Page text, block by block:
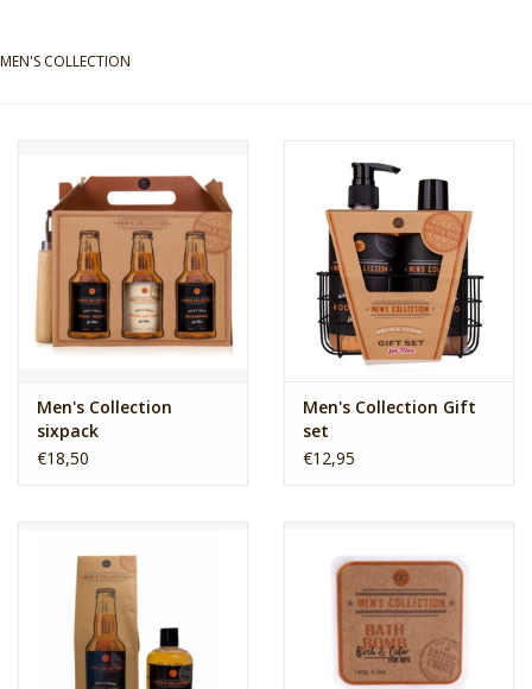
Women's Collection
Contact
MEN'S COLLECTION
Men's Collection
sixpack
€18,50
Men's Collection Gift
set
€12,95